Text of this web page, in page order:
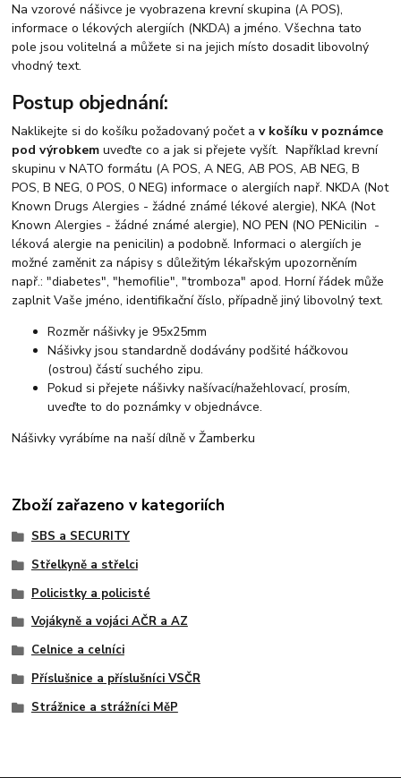
Na vzorové nášivce je vyobrazena krevní skupina (A POS),
informace o lékových alergiích (NKDA) a jméno. Všechna tato
pole jsou volitelná a můžete si na jejich místo dosadit libovolný
vhodný text.
Postup objednání:
Naklikejte si do košíku požadovaný počet av košíku v poznámce
pod výrobkemuveďte co a jak si přejete vyšít. Například krevní
skupinu v NATO formátu (A POS, A NEG, AB POS, AB NEG, B
POS, B NEG, 0 POS, 0 NEG) informace o alergiích např. NKDA (Not
Known Drugs Alergies - žádné známé lékové alergie), NKA (Not
Known Alergies - žádné známé alergie), NO PEN (NO PENicilin -
léková alergie na penicilin) a podobně. Informaci o alergiích je
možné zaměnit za nápisy s důležitým lékařským upozorněním
např.: "diabetes", "hemofilie", "tromboza" apod. Horní řádek může
zaplnit Vaše jméno, identifikační číslo, případně jiný libovolný text.
Rozměr nášivky je 95x25mm
Nášivky jsou standardně dodávány podšité háčkovou
(ostrou) částí suchého zipu.
Pokud si přejete nášivky našívací/nažehlovací, prosím,
uveďte to do poznámky v objednávce.
Nášivky vyrábíme na naší dílně v Žamberku
Zboží zařazeno v kategoriích
SBS a SECURITY
Střelkyně a střelci
Policistky a policisté
Vojákyně a vojáci AČR a AZ
Celnice a celníci
Příslušnice a příslušníci VSČR
Strážnice a strážníci MěP